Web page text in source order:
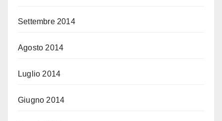
Settembre 2014
Agosto 2014
Luglio 2014
Giugno 2014